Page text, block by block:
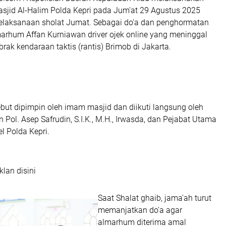
Al-Halim Polda Kepri pada Jum'at 29 Agustus 2025
sholat Jumat. Sebagai do'a dan penghormatan
Affan Kurniawan driver ojek online yang meninggal
kendaraan taktis (rantis) Brimob di Jakarta.
dipimpin oleh imam masjid dan diikuti langsung oleh
Pol. Asep Safrudin, S.I.K., M.H., Irwasda, dan Pejabat Utama
Polda Kepri.
disini
Saat Shalat ghaib, jama'ah turut
memanjatkan do'a agar
almarhum diterima amal